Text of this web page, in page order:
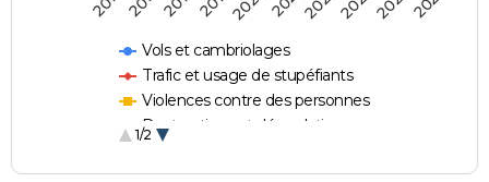
Vols et cambriolages
Trafic et usage de stupéfiants
Violences contre des personnes
Destructions et dégradations
1/2